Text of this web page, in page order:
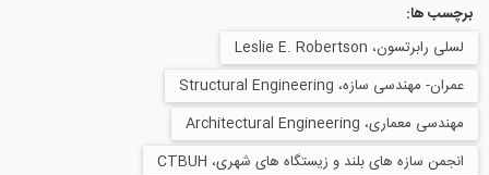
برچسب ها:
لسلی رابرتسون،‌ Leslie E. Robertson
عمران- مهندسی سازه، Structural Engineering
مهندسی معماری، Architectural Engineering
انجمن سازه های بلند و زیستگاه های شهری، CTBUH